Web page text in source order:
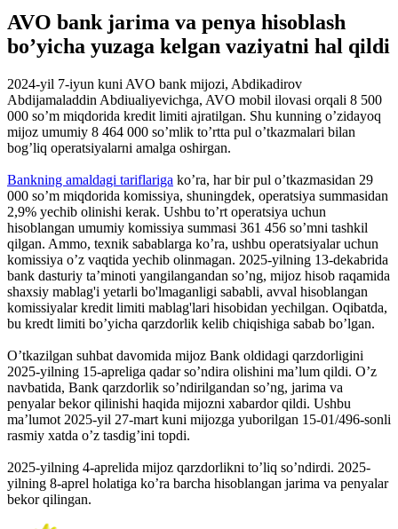
AVO bank jarima va penya hisoblash
bo’yicha yuzaga kelgan vaziyatni hal qildi
2024-yil 7-iyun kuni AVO bank mijozi, Abdikadirov
Abdijamaladdin Abdiualiyevichga, AVO mobil ilovasi orqali 8 500
000 so’m miqdorida kredit limiti ajratilgan. Shu kunning o’zidayoq
mijoz umumiy 8 464 000 so’mlik to’rtta pul o’tkazmalari bilan
bog’liq operatsiyalarni amalga oshirgan.
Bankning amaldagi tariflariga ko’ra, har bir pul o’tkazmasidan 29
000 so’m miqdorida komissiya, shuningdek, operatsiya summasidan
2,9% yechib olinishi kerak. Ushbu to’rt operatsiya uchun
hisoblangan umumiy komissiya summasi 361 456 so’mni tashkil
qilgan. Ammo, texnik sabablarga ko’ra, ushbu operatsiyalar uchun
komissiya o’z vaqtida yechib olinmagan. 2025-yilning 13-dekabrida
bank dasturiy ta’minoti yangilangandan so’ng, mijoz hisob raqamida
shaxsiy mablag'i yetarli bo'lmaganligi sababli, avval hisoblangan
komissiyalar kredit limiti mablag'lari hisobidan yechilgan. Oqibatda,
bu kredt limiti bo’yicha qarzdorlik kelib chiqishiga sabab bo’lgan.
O’tkazilgan suhbat davomida mijoz Bank oldidagi qarzdorligini
2025-yilning 15-apreliga qadar so’ndira olishini ma’lum qildi. O’z
navbatida, Bank qarzdorlik so’ndirilgandan so’ng, jarima va
penyalar bekor qilinishi haqida mijozni xabardor qildi. Ushbu
ma’lumot 2025-yil 27-mart kuni mijozga yuborilgan 15-01/496-sonli
rasmiy xatda o’z tasdig’ini topdi.
2025-yilning 4-aprelida mijoz qarzdorlikni to’liq so’ndirdi. 2025-
yilning 8-aprel holatiga ko’ra barcha hisoblangan jarima va penyalar
bekor qilingan.